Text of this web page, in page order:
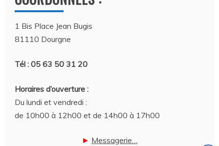
1 Bis Place Jean Bugis
81110 Dourgne
Tél : 05 63 50 31 20
Horaires d’ouverture :
Du lundi et vendredi :
de 10h00 à 12h00 et de 14h00 à 17h00
► Messagerie…